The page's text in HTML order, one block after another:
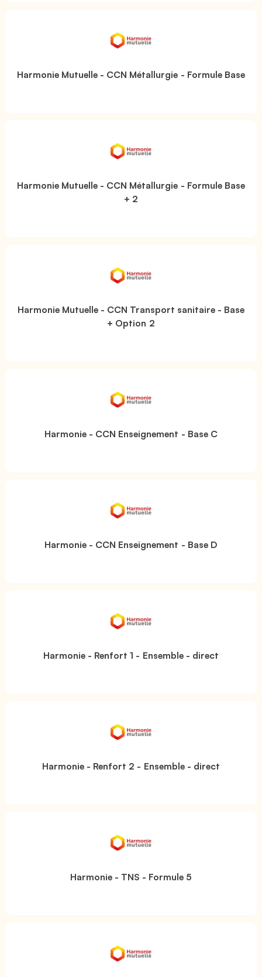
Harmonie Mutuelle - CCN Métallurgie - Formule Base
Harmonie Mutuelle - CCN Métallurgie - Formule Base
+ 2
Harmonie Mutuelle - CCN Transport sanitaire - Base
+ Option 2
Harmonie - CCN Enseignement - Base C
Harmonie - CCN Enseignement - Base D
Harmonie - Renfort 1 - Ensemble - direct
Harmonie - Renfort 2 - Ensemble - direct
Harmonie - TNS - Formule 5